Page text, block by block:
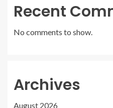
Recent
No comments to show.
Archives
August 2026